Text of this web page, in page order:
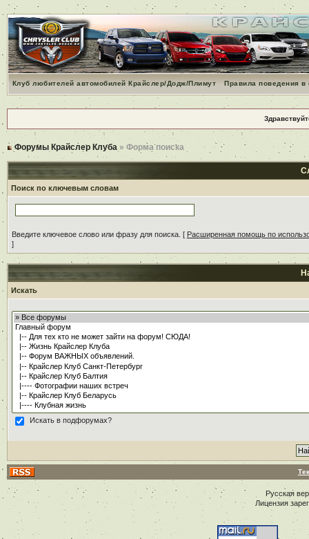
Клуб любителей автомобилей Крайслер/Додж/Плимут Правила поведения
Форумы Крайслер Клуба » Форма поиска
Поиск по ключевым словам
Введите ключевое слово или фразу для поиска. [ Расширенная помощь по
]
Искать
Искать в подфорумах?
Русская
Лицензия